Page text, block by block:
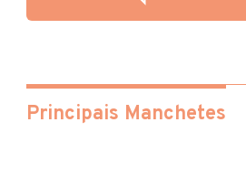
Principais Manchetes